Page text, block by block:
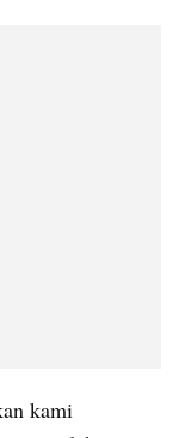
kami